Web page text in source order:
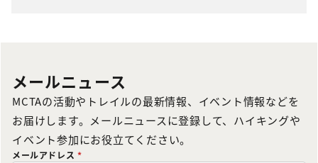
メールニュース
MCTAの活動やトレイルの最新情報、イベント情報などを
お届けします。メールニュースに登録して、ハイキングや
イベント参加にお役立てください。
メールアドレス *